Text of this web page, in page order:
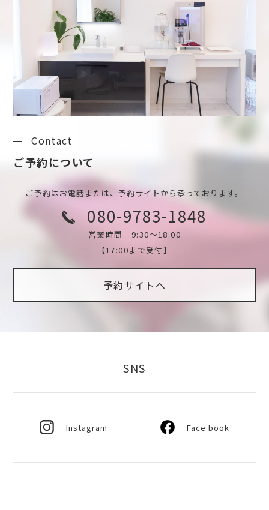
Contact
ご予約について
ご予約はお電話または、予約サイトから承っております。
080-9783-1848
営業時間 9:30～18:00
【17:00まで受付】
予約サイトへ
SNS
Instagram Face book